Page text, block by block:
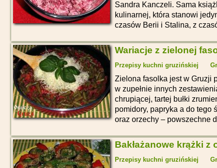
Sandra Kanczeli. Sama
kulinarnej, która stanowi
czasów Berii i Stalina, z
Wariacje z zielonej
Przepisy kuchni gruzińskiej
Zielona fasolka jest w Gruzji
w zupełnie innych
chrupiącej, tartej bułki
pomidory, papryka a do tego
oraz orzechy – powszechne
Bakłażanowe krążki z
Przepisy kuchni gruzińskiej